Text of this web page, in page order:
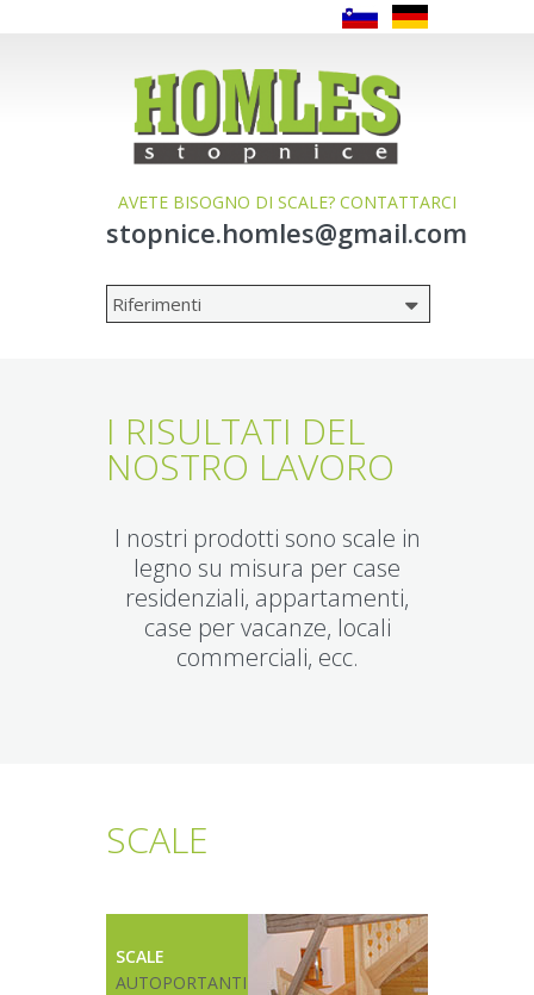
AVETE BISOGNO DI SCALE? CONTATTARCI
stopnice.homles@gmail.com
I RISULTATI DEL
NOSTRO LAVORO
I nostri prodotti sono scale in
legno su misura per case
residenziali, appartamenti,
case per vacanze, locali
commerciali, ecc.
SCALE
SCALE
AUTOPORTANTI